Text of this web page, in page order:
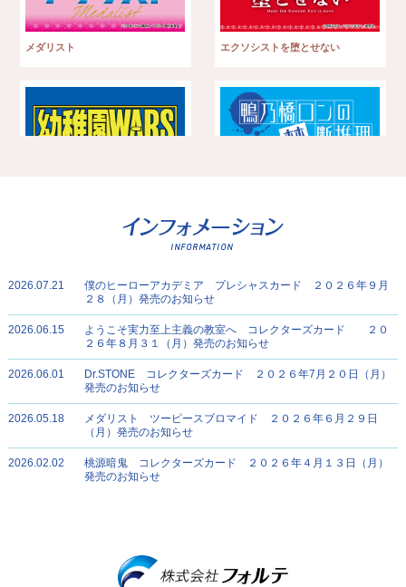
メダリスト エクソシストを堕とせない
桃源暗鬼 エスターバニー
WIND BRAEKER Re:ゼロから始める異世界生活
2026.07.21
僕のヒーローアカデミア プレシャスカード ２０２６年９月
２８（月）発売のお知らせ
2026.06.15
ようこそ実力至上主義の教室へ コレクターズカード ２０
２６年８月３１（月）発売のお知らせ
2026.06.01
Dr.STONE コレクターズカード ２０２６年7月２０日（月）
発売のお知らせ
2026.05.18
メダリスト ツーピースブロマイド ２０２６年６月２９日
（月）発売のお知らせ
2026.02.02
桃源暗鬼 コレクターズカード ２０２６年４月１３日（月）
発売のお知らせ